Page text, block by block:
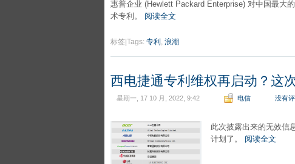
惠普企业 (Hewlett Packard Enterprise) 对中国最大
术专利。 阅读全文
标签|Tags: 专利 , 浪潮
西电捷通专利维权再启动？这
星期一, 17 10 月, 2022, 9:42 电信 没有
此次披露出来的无效信
计划了。 阅读全文